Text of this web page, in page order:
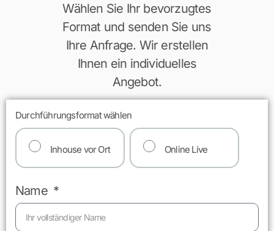
Wählen Sie Ihr bevorzugtes
Format und senden Sie uns
Ihre Anfrage. Wir erstellen
Ihnen ein individuelles
Angebot.
Durchführungsformat wählen
Inhouse vor Ort Online Live
Name